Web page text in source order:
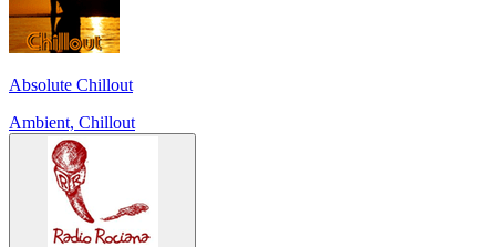
Absolute Chillout
Ambient, Chillout